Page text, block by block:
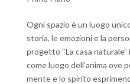
Ogni spazio è un luogo
storia, le emozioni e la
progetto “La casa
come luogo dell’anima ove
mente e lo spirito